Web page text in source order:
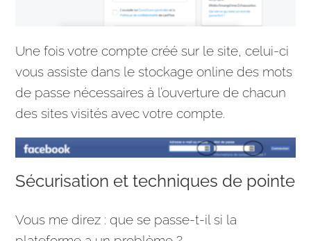
Une fois votre compte créé sur le site, celui-ci
vous assiste dans le stockage online des mots
de passe nécessaires à l’ouverture de chacun
des sites visités avec votre compte.
Sécurisation et techniques de pointe
Vous me direz : que se passe-t-il si la